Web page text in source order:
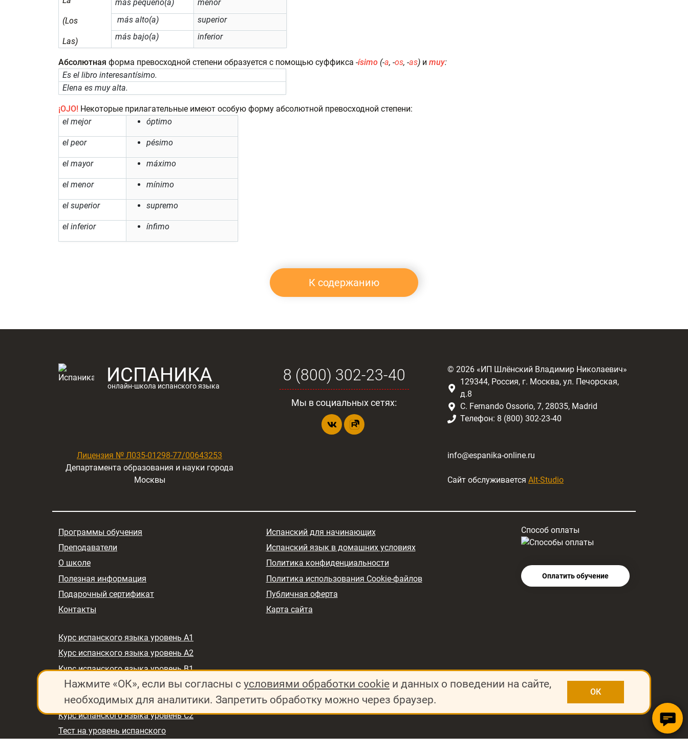
(Los
Las)
más pequeño(a)
menor
más alto(a)
superior
más bajo(a)
inferior
Абсолютная форма превосходной степени образуется с помощью суффикса -ísimo (-a, -os, -as) и muy:
Es el libro interesantísimo.
Elena es muy alta.
¡OJO! Некоторые прилагательные имеют особую форму абсолютной превосходной степени:
el mejor
óptimo
el peor pésimo
el mayor máximo
el menor mínimo
el superior supremo
el inferior ínfimo
К содержанию
ИСПАНИКА
онлайн-школа испанского языка
Лицензия № Л035-01298-77/00643253
Департамента образования и науки города
Москвы
8 (800) 302-23-40
Мы в социальных сетях:
© 2026 «ИП Шлёнский Владимир Николаевич»
129344, Россия, г. Москва, ул. Печорская,
д.8
C. Fernando Ossorio, 7, 28035, Madrid
Телефон: 8 (800) 302-23-40
info@espanika-online.ru
Сайт обслуживается Alt-Studio
Программы обучения
Преподаватели
О школе
Полезная информация
Подарочный сертификат
Контакты
Испанский для начинающих
Испанский язык в домашних условиях
Политика конфиденциальности
Политика использования Cookie-файлов
Публичная оферта
Карта сайта
Способ оплаты
Оплатить обучение
Курс испанского языка уровень A1
Курс испанского языка уровень A2
Курс испанского языка уровень B1
Курс испанского языка уровень B2
Курс испанского языка уровень C1
Курс испанского языка уровень C2
Тест на уровень испанского
Нажмите «ОК», если вы согласны с условиями обработки cookie и данных о поведении на сайте,
необходимых для аналитики. Запретить обработку можно через браузер.
ОК